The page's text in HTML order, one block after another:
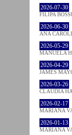
2026-07-30
FILIPA
2026-06-30
ANA
2026-05-29
MANUELA
2026-04-29
JAMES
2026-03-26
CLÁUDIA
2026-02-17
MARIANA
2026-01-13
MARIANA